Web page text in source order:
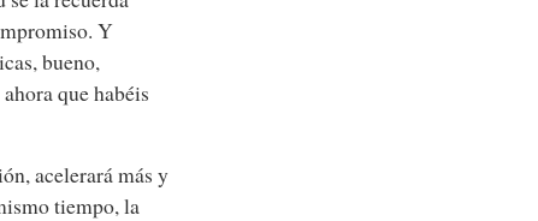
Y
bueno,
que habéis
acelerará más y
tiempo, la